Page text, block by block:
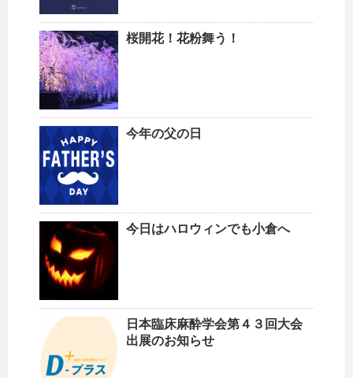
桜開花！花粉舞う！
今年の父の日
今日はハロウィンでも小倉へ
日本臨床麻酔学会第４３回大会
出展のお知らせ